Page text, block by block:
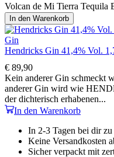
Volcan de Mi Tierra Tequila
In den Warenkorb
Gin
Hendricks Gin 41,4% Vol.
€ 89,90
Kein anderer Gin schmeckt
anderer Gin wird wie
der dichterisch erhabenen...
In den Warenkorb
In 2-3 Tagen bei dir zu
Keine Versandkosten
Sicher verpackt mit